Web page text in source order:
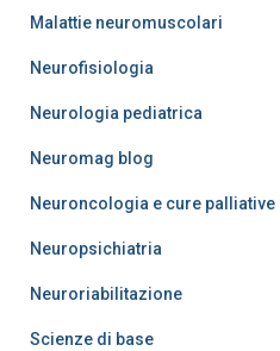
Malattie neuromuscolari
Neurofisiologia
Neurologia pediatrica
Neuromag blog
Neuroncologia e cure palliative
Neuropsichiatria
Neuroriabilitazione
Scienze di base